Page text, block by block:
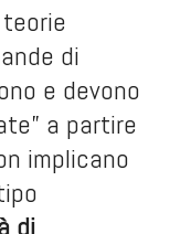
di
e devono
a partire
implicano
di